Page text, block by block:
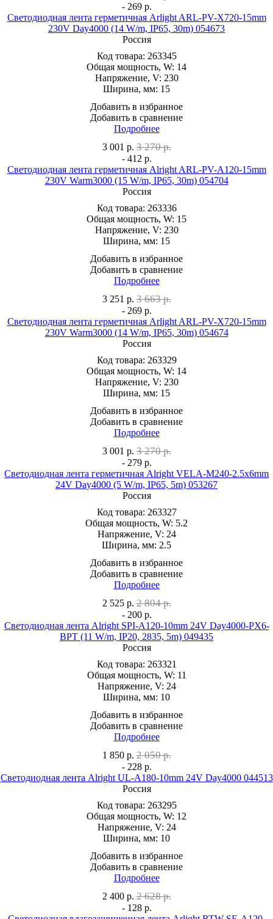
- 269 р.
Светодиодная лента герметичная Arlight ARL-PV-X720-15mm
230V Day4000 (14 W/m, IP65, 30m) 054673
Россия
Код товара: 263345
Общая мощность, W: 14
Напряжение, V: 230
Ширина, мм: 15
Добавить в избранное
Добавить в сравнение
Подробнее
3 001 р. 3 270 р.
- 412 р.
Светодиодная лента герметичная Alright ARL-PV-A120-15mm
230V Warm3000 (15 W/m, IP65, 30m) 054704
Россия
Код товара: 263336
Общая мощность, W: 15
Напряжение, V: 230
Ширина, мм: 15
Добавить в избранное
Добавить в сравнение
Подробнее
3 251 р. 3 663 р.
- 269 р.
Светодиодная лента герметичная Arlight ARL-PV-X720-15mm
230V Warm3000 (14 W/m, IP65, 30m) 054674
Россия
Код товара: 263329
Общая мощность, W: 14
Напряжение, V: 230
Ширина, мм: 15
Добавить в избранное
Добавить в сравнение
Подробнее
3 001 р. 3 270 р.
- 279 р.
Светодиодная лента герметичная Alright VELA-M240-2.5x6mm
24V Day4000 (5 W/m, IP65, 5m) 053267
Россия
Код товара: 263327
Общая мощность, W: 5.2
Напряжение, V: 24
Ширина, мм: 2.5
Добавить в избранное
Добавить в сравнение
Подробнее
2 525 р. 2 804 р.
- 200 р.
Светодиодная лента Alright SPI-A120-10mm 24V Day4000-PX6-
BPT (11 W/m, IP20, 2835, 5m) 049435
Россия
Код товара: 263321
Общая мощность, W: 11
Напряжение, V: 24
Ширина, мм: 10
Добавить в избранное
Добавить в сравнение
Подробнее
1 850 р. 2 050 р.
- 228 р.
Светодиодная лента Alright UL-A180-10mm 24V Day4000 044513
Россия
Код товара: 263295
Общая мощность, W: 12
Напряжение, V: 24
Ширина, мм: 10
Добавить в избранное
Добавить в сравнение
Подробнее
2 400 р. 2 628 р.
- 128 р.